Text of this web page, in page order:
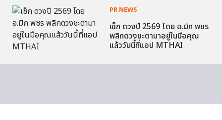
PR NEWS
เช็ก ดวงปี 2569 โดย อ.มิก พชร
พลิกดวงชะตามาอยู่ในมือคุณ
แล้ววันนี้ที่แอป MTHAI